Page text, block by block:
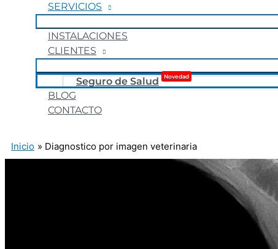
SERVICIOS
INSTALACIONES
CLIENTES
Seguro de Salud Novedad
BLOG
CONTACTO
Inicio Diagnostico por imagen veterinaria